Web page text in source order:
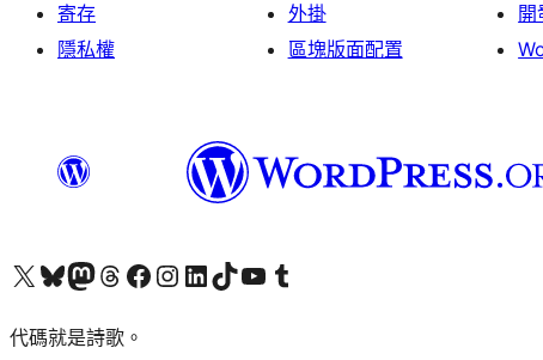
寄存
隱私權
外掛
區塊版面配置
開
Visit our X (formerly Twitter) account
Visit our Bluesky account
Visit our Mastodon account
Visit our Threads account
訪問我們的 Facebook 專頁Visit our Instagram account
Visit our LinkedIn account
Visit our TikTok account
Visit our YouTube channel
Visit our Tumblr account
代碼就是詩歌。